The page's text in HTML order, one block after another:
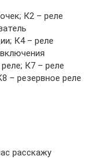
К2 – реле
К4 – реле
К7 – реле
– резервное реле
расскажу